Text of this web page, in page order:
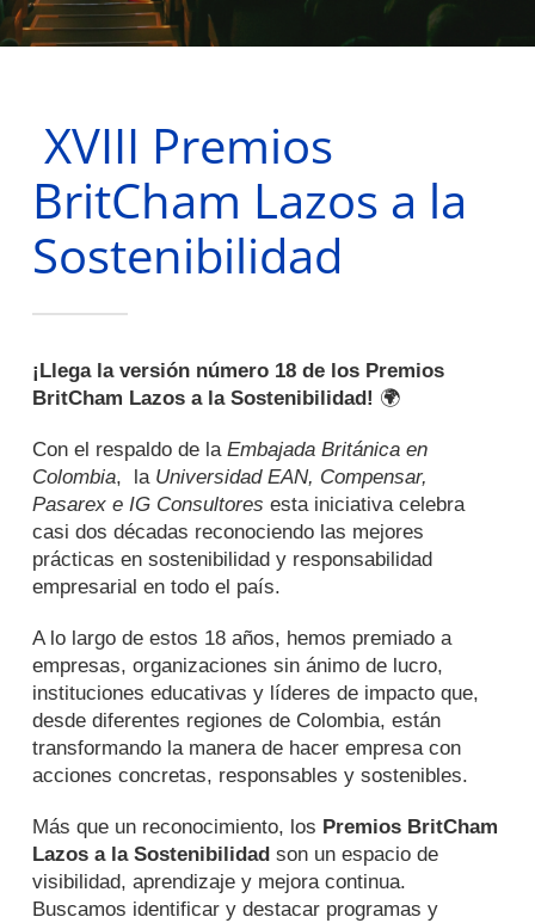
XVIII Premios
BritCham Lazos a la
Sostenibilidad
¡Llega la versión número 18 de los Premios
BritCham Lazos a la Sostenibilidad! 🌍
Con el respaldo de la Embajada Británica en
Colombia, la Universidad EAN, Compensar,
Pasarex e IG Consultores esta iniciativa celebra
casi dos décadas reconociendo las mejores
prácticas en sostenibilidad y responsabilidad
empresarial en todo el país.
A lo largo de estos 18 años, hemos premiado a
empresas, organizaciones sin ánimo de lucro,
instituciones educativas y líderes de impacto que,
desde diferentes regiones de Colombia, están
transformando la manera de hacer empresa con
acciones concretas, responsables y sostenibles.
Más que un reconocimiento, los Premios BritCham
Lazos a la Sostenibilidadson un espacio de
visibilidad, aprendizaje y mejora continua.
Buscamos identificar y destacar programas y